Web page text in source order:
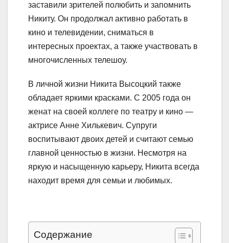
заставили зрителей полюбить и запомнить
Никиту. Он продолжал активно работать в
кино и телевидении, сниматься в
интересных проектах, а также участвовать в
многочисленных телешоу.
В личной жизни Никита Высоцкий также
обладает яркими красками. С 2005 года он
женат на своей коллеге по театру и кино —
актрисе Анне Хилькевич. Супруги
воспитывают двоих детей и считают семью
главной ценностью в жизни. Несмотря на
яркую и насыщенную карьеру, Никита всегда
находит время для семьи и любимых.
Содержание